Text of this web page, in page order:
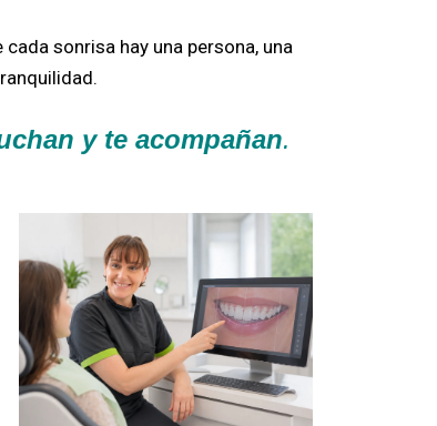
sonrisa hay una persona, una
y te acompañan.